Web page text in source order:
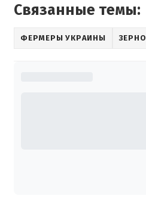
Связанные темы:
ФЕРМЕРЫ УКРАИНЫ ЗЕРНО